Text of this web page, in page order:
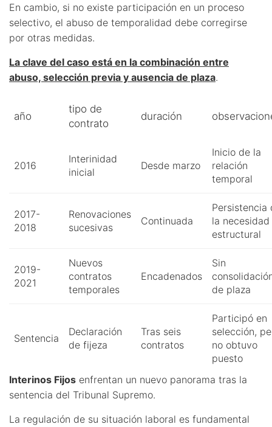
En cambio, si no existe participación en un proceso
selectivo, el abuso de temporalidad debe corregirse
por otras medidas.
La clave del caso está en la combinación entre
abuso, selección previa y ausencia de plaza.
año
tipo de
contrato
duración
2016
Interinidad
inicial
Desde marzo
Inicio de la
relación
temporal
2017-
2018
Renovaciones
sucesivas
Continuada
Persistencia
la necesidad
estructural
2019-
2021
Nuevos
contratos
temporales
Encadenados
Sin
de plaza
Sentencia
Declaración
de fijeza
Tras seis
contratos
Participó en
selección,
no obtuvo
puesto
Interinos Fijos enfrentan un nuevo panorama tras la
sentencia del Tribunal Supremo.
La regulación de su situación laboral es fundamental